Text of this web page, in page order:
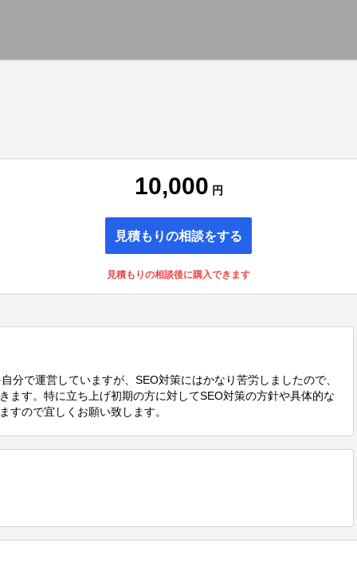
10,000 円
見積もりの相談をする
見積もりの相談後に購入できます
分で運営していますが、SEO対策にはかなり苦労しましたので、
ます。特に立ち上げ初期の方に対してSEO対策の方針や具体的な
すので宜しくお願い致します。